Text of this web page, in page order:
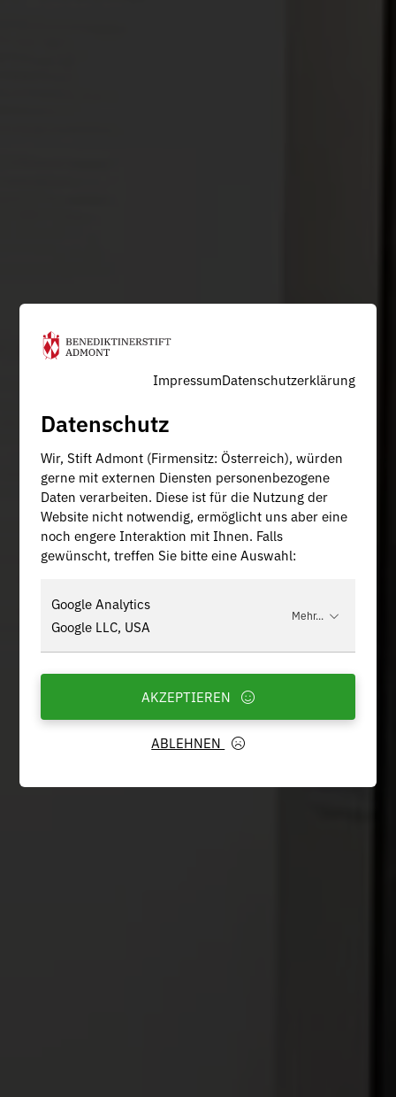
ImpressumDatenschutzerklärung
Datenschutz
Wir, Stift Admont (Firmensitz: Österreich), würden
gerne mit externen Diensten personenbezogene
Daten verarbeiten. Diese ist für die Nutzung der
Website nicht notwendig, ermöglicht uns aber eine
noch engere Interaktion mit Ihnen. Falls
gewünscht, treffen Sie bitte eine Auswahl:
Google Analytics
Google LLC, USA
Mehr...
ABLEHNEN
AKZEPTIEREN